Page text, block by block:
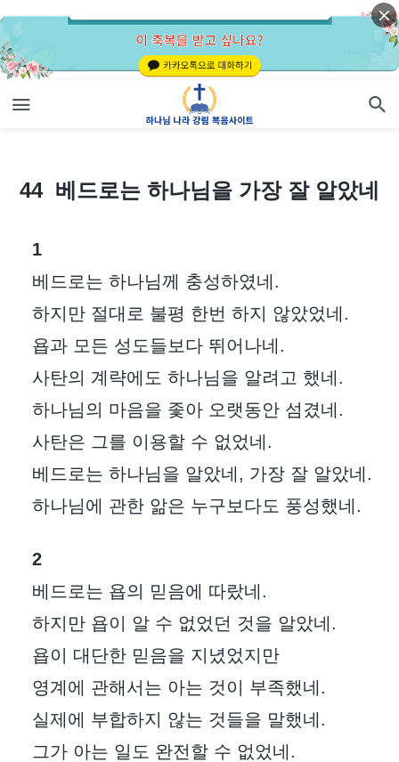
44 베드로는 하나님을 가장 잘 알았네
44 베드로는 하나님을 가장 잘 알았네
1
베드로는 하나님께 충성하였네.
하지만 절대로 불평 한번 하지 않았었네.
욥과 모든 성도들보다 뛰어나네.
사탄의 계략에도 하나님을 알려고 했네.
하나님의 마음을 좇아 오랫동안 섬겼네.
사탄은 그를 이용할 수 없었네.
베드로는 하나님을 알았네, 가장 잘 알았네.
하나님에 관한 앎은 누구보다도 풍성했네.
2
베드로는 욥의 믿음에 따랐네.
하지만 욥이 알 수 없었던 것을 알았네.
욥이 대단한 믿음을 지녔었지만
영계에 관해서는 아는 것이 부족했네.
실제에 부합하지 않는 것들을 말했네.
그가 아는 일도 완전할 수 없었네.